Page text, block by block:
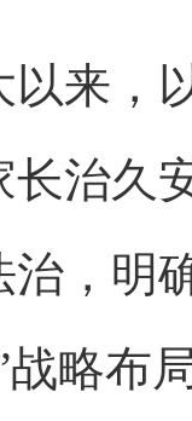
，以
长治久
治，明
战略布